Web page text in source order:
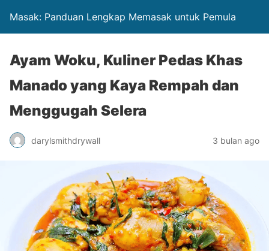
Masak: Panduan Lengkap Memasak untuk Pemula
Ayam Woku, Kuliner Pedas Khas
Manado yang Kaya Rempah dan
Menggugah Selera
darylsmithdrywall 3 bulan ago